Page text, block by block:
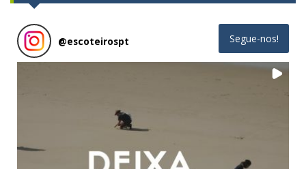
@escoteirospt Segue-nos!